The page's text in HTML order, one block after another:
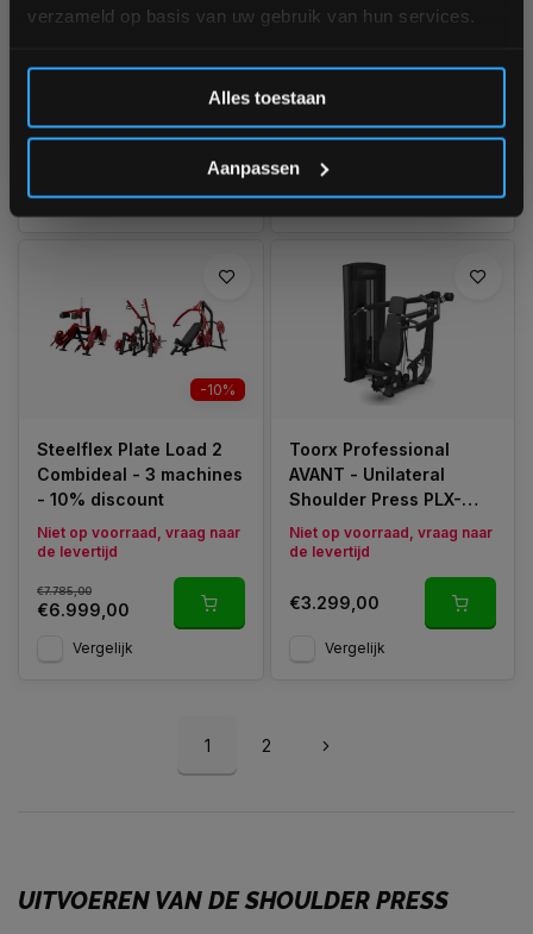
verzameld op basis van uw gebruik van hun services.
Alles toestaan
Aanpassen
Press
Levertijd 1–3 werkdagen
Vergelijk
black
de levertijd
Vergelijk
-10%
Steelflex Plate Load 2
Combideal - 3 machines
- 10% discount
Niet op voorraad, vraag naar
de levertijd
€7.785,00
€6.999,00
Vergelijk
Toorx Professional
AVANT - Unilateral
Shoulder Press PLX-
B6100
Niet op voorraad, vraag naar
de levertijd
€3.299,00
Vergelijk
1 2
UITVOEREN VAN DE SHOULDER PRESS
Inschrijven
*Verzendkosten vallen buiten de korting